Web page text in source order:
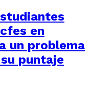
en
un problema
puntaje